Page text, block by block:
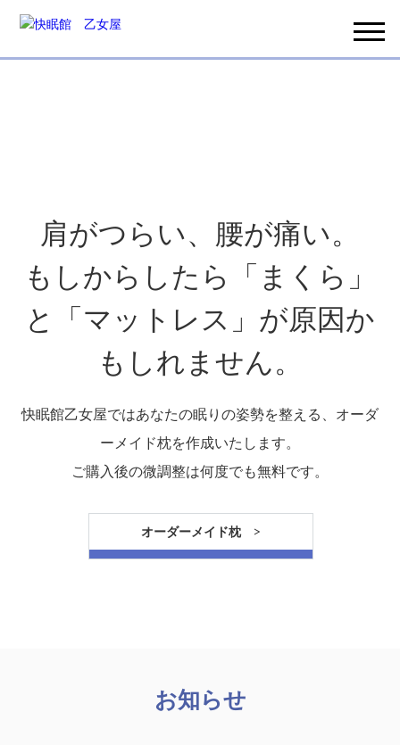
肩がつらい、腰が痛い。
もしからしたら「まくら」
と「マットレス」が原因か
もしれません。
快眠館乙女屋ではあなたの眠りの姿勢を整える、オーダ
ーメイド枕を作成いたします。
ご購入後の微調整は何度でも無料です。
オーダーメイド枕 >
お知らせ